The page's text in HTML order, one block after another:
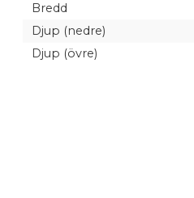
Bredd
Djup (nedre)
Djup (övre)